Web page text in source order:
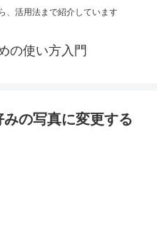
、活用法まで紹介しています
の使い方入門
の写真に変更する